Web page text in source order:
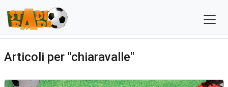
Articoli per "chiaravalle"